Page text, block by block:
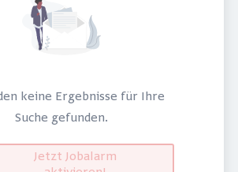
keine Ergebnisse für Ihre
Suche gefunden.
Jetzt Jobalarm